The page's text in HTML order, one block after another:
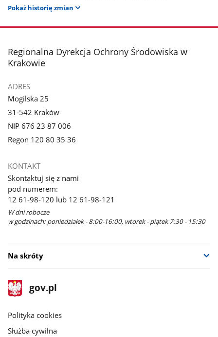
Pokaż historię zmian
stopka
Regionalna Dyrekcja Ochrony Środowiska w
Krakowie
ADRES
Mogilska 25
31-542 Kraków
NIP 676 23 87 006
Regon 120 80 35 36
KONTAKT
Skontaktuj się z nami
pod numerem:
12 61-98-120 lub 12 61-98-121
W dni robocze
w godzinach: poniedziałek - 8:00-16:00, wtorek - piątek 7:30 - 15:30
Na skróty
stopka
gov.pl
Strona
gov.pl
gov.pl
Polityka cookies
Służba cywilna